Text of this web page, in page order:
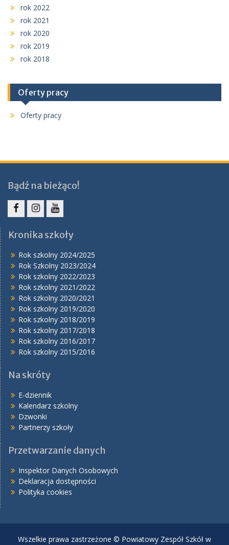
rok 2022
rok 2021
rok 2020
rok 2019
rok 2018
Oferty pracy
Oferty pracy
Bądź na bieżąco!
Kronika szkoły
Rok szkolny 2024/2025
Rok Szkolny 2023/2024
Rok szkolny 2022/2023
Rok szkolny 2021/2022
Rok szkolny 2020/2021
Rok szkolny 2019/2020
Rok szkolny 2018/2019
Rok szkolny 2017/2018
Rok szkolny 2016/2017
Rok szkolny 2015/2016
Na skróty
E-dziennik
Kalendarz szkolny
Dzwonki
Partnerzy szkoły
Przetwarzanie danych
Inspektor Danych Osobowych
Deklaracja dostępności
Polityka cookies
Wszelkie prawa zastrzeżone © Powiatowy Zespół Szkół w